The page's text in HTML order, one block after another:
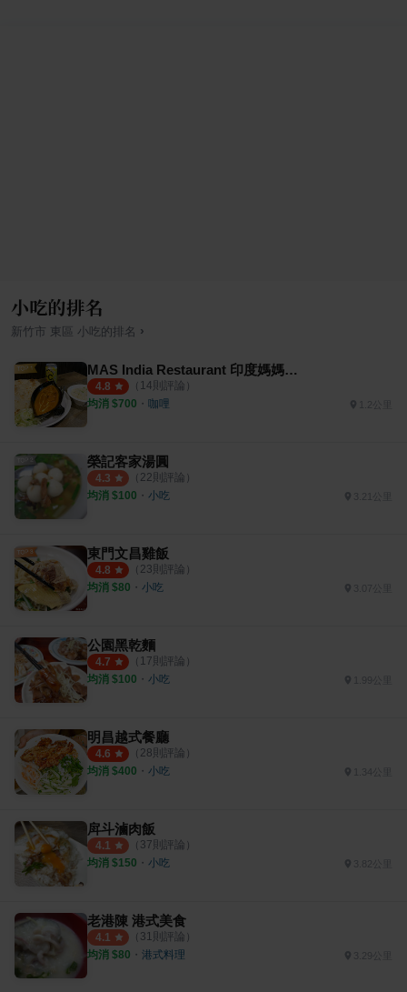
小吃的排名
新竹市 東區 小吃 的排名 ›
MAS India Restaurant 印度媽媽料理
4.8 （ 14則評論）
均消 $700 ・ 咖哩
榮記客家湯圓
4.3 （ 22則評論）
均消 $100 ・ 小吃
東門文昌雞飯
4.8 （ 23則評論）
均消 $80 ・ 小吃
公園黑乾麵
4.7 （ 17則評論）
均消 $100 ・ 小吃
明昌越式餐廳
4.6 （ 28則評論）
均消 $400 ・ 小吃 1.34公里
戽斗滷肉飯
4.1 （ 37則評論）
均消 $150 ・ 小吃
老港陳 港式美食
4.1 （ 31則評論）
均消 $80 ・ 港式料理